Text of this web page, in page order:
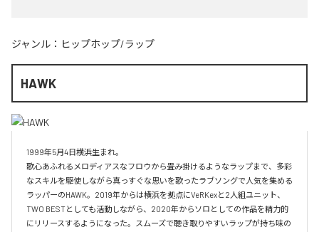
ジャンル： ヒップホップ/ラップ
HAWK
1999年5月4日横浜生まれ。
歌心あふれるメロディアスなフロウから畳み掛けるようなラップまで、多彩
なスキルを駆使しながら真っすぐな思いを歌ったラブソングで人気を集める
ラッパーのHAWK。2019年からは横浜を拠点にVeRKexと2人組ユニット、
TWO BESTとしても活動しながら、2020年からソロとしての作品を精力的
にリリースするようになった。スムーズで聴き取りやすいラップが持ち味の